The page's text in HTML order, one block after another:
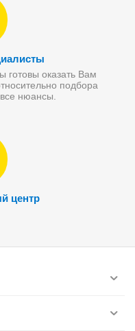
готовы оказать Вам
подбора
нюансы.
центр